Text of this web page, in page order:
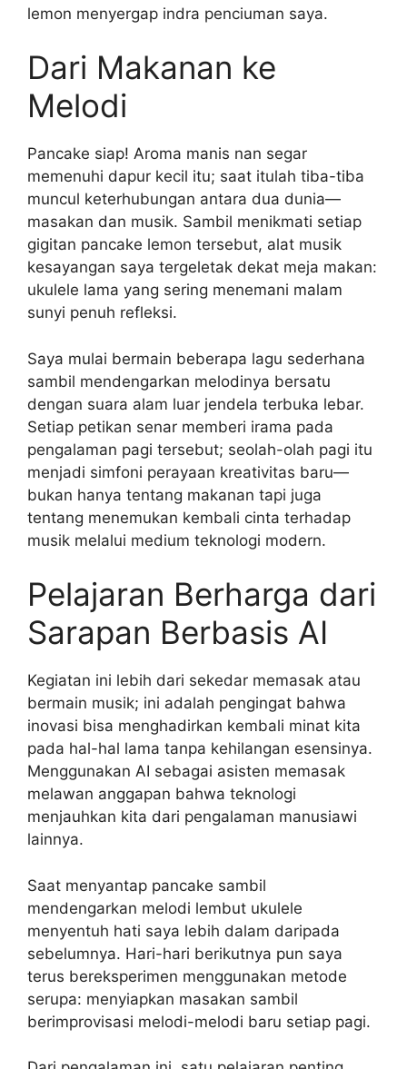
lemon menyergap indra penciuman saya.
Dari Makanan ke
Melodi
Pancake siap! Aroma manis nan segar
memenuhi dapur kecil itu; saat itulah tiba-tiba
muncul keterhubungan antara dua dunia—
masakan dan musik. Sambil menikmati setiap
gigitan pancake lemon tersebut, alat musik
kesayangan saya tergeletak dekat meja makan:
ukulele lama yang sering menemani malam
sunyi penuh refleksi.
Saya mulai bermain beberapa lagu sederhana
sambil mendengarkan melodinya bersatu
dengan suara alam luar jendela terbuka lebar.
Setiap petikan senar memberi irama pada
pengalaman pagi tersebut; seolah-olah pagi itu
menjadi simfoni perayaan kreativitas baru—
bukan hanya tentang makanan tapi juga
tentang menemukan kembali cinta terhadap
musik melalui medium teknologi modern.
Pelajaran Berharga dari
Sarapan Berbasis AI
Kegiatan ini lebih dari sekedar memasak atau
bermain musik; ini adalah pengingat bahwa
inovasi bisa menghadirkan kembali minat kita
pada hal-hal lama tanpa kehilangan esensinya.
Menggunakan AI sebagai asisten memasak
melawan anggapan bahwa teknologi
menjauhkan kita dari pengalaman manusiawi
lainnya.
Saat menyantap pancake sambil
mendengarkan melodi lembut ukulele
menyentuh hati saya lebih dalam daripada
sebelumnya. Hari-hari berikutnya pun saya
terus bereksperimen menggunakan metode
serupa: menyiapkan masakan sambil
berimprovisasi melodi-melodi baru setiap pagi.